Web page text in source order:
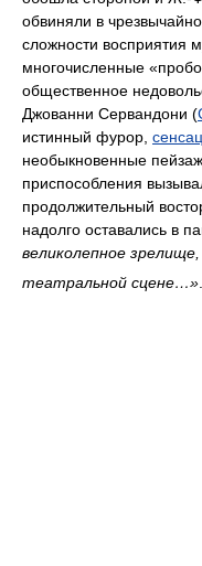
обвиняли в
сложности восприятия
многочисленные
общественное
Джованни Сервандони (
истинный фурор,
необыкновенные
приспособления
продолжительный
надолго оставались в
великолепное
театральной сцене…»